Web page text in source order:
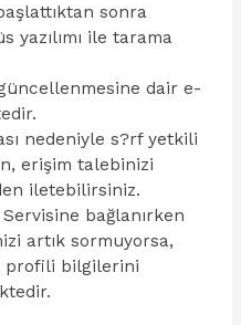
sonra
yazılımı ile tarama
dair e-
nedeniyle s?rf yetkili
erişim talebinizi
iletebilirsiniz.
Servisine bağlanırken
artık sormuyorsa,
profili bilgilerini